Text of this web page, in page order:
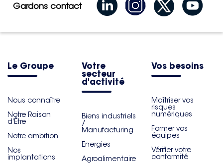
Gardons contact
Le Groupe
Nous connaître
Notre Raison
d'Être
Notre ambition
Nos
implantations
Votre
secteur
d'activité
Biens industriels
/
Manufacturing
Energies
Agroalimentaire
Vos besoins
Maîtriser vos
risques
numériques
Former vos
équipes
Vérifier votre
conformité